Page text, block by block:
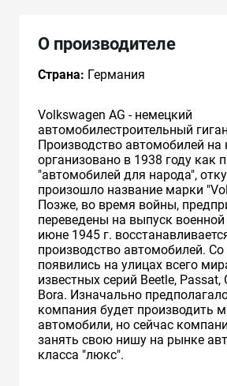
О производителе
Страна: Германия
Volkswagen AG - немецкий
автомобилестроительный
Производство автомобилей
организовано в 1938 году как
"автомобилей для народа",
произошло название марки
Позже, во время войны,
переведены на выпуск военной
июне 1945 г.
производство автомобилей.
появились на улицах всего
известных серий Beetle, Passat,
Bora. Изначально
компания будет производить
автомобили, но сейчас
занять свою нишу на рынке
класса "люкс".